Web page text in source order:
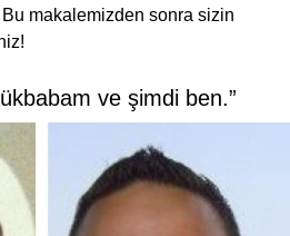
makalemizden sonra sizin
ve şimdi ben.”